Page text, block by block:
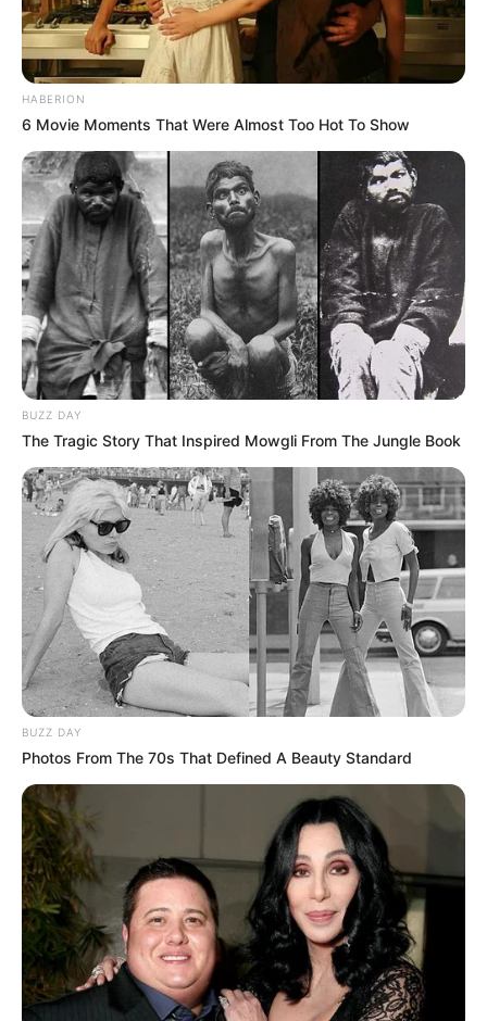
HABERION
6 Movie Moments That Were Almost Too Hot To Show
BUZZ DAY
The Tragic Story That Inspired Mowgli From The Jungle Book
BUZZ DAY
Photos From The 70s That Defined A Beauty Standard